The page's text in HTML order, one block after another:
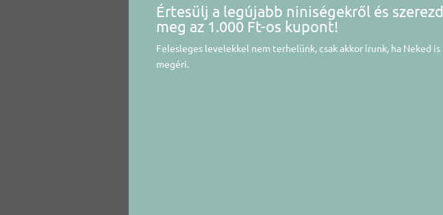
Értesülj a legújabb niniségekről és szerezd
meg az 1.000 Ft-os kupont!
Felesleges levelekkel nem terhelünk, csak akkor írunk, ha Neked is
megéri.